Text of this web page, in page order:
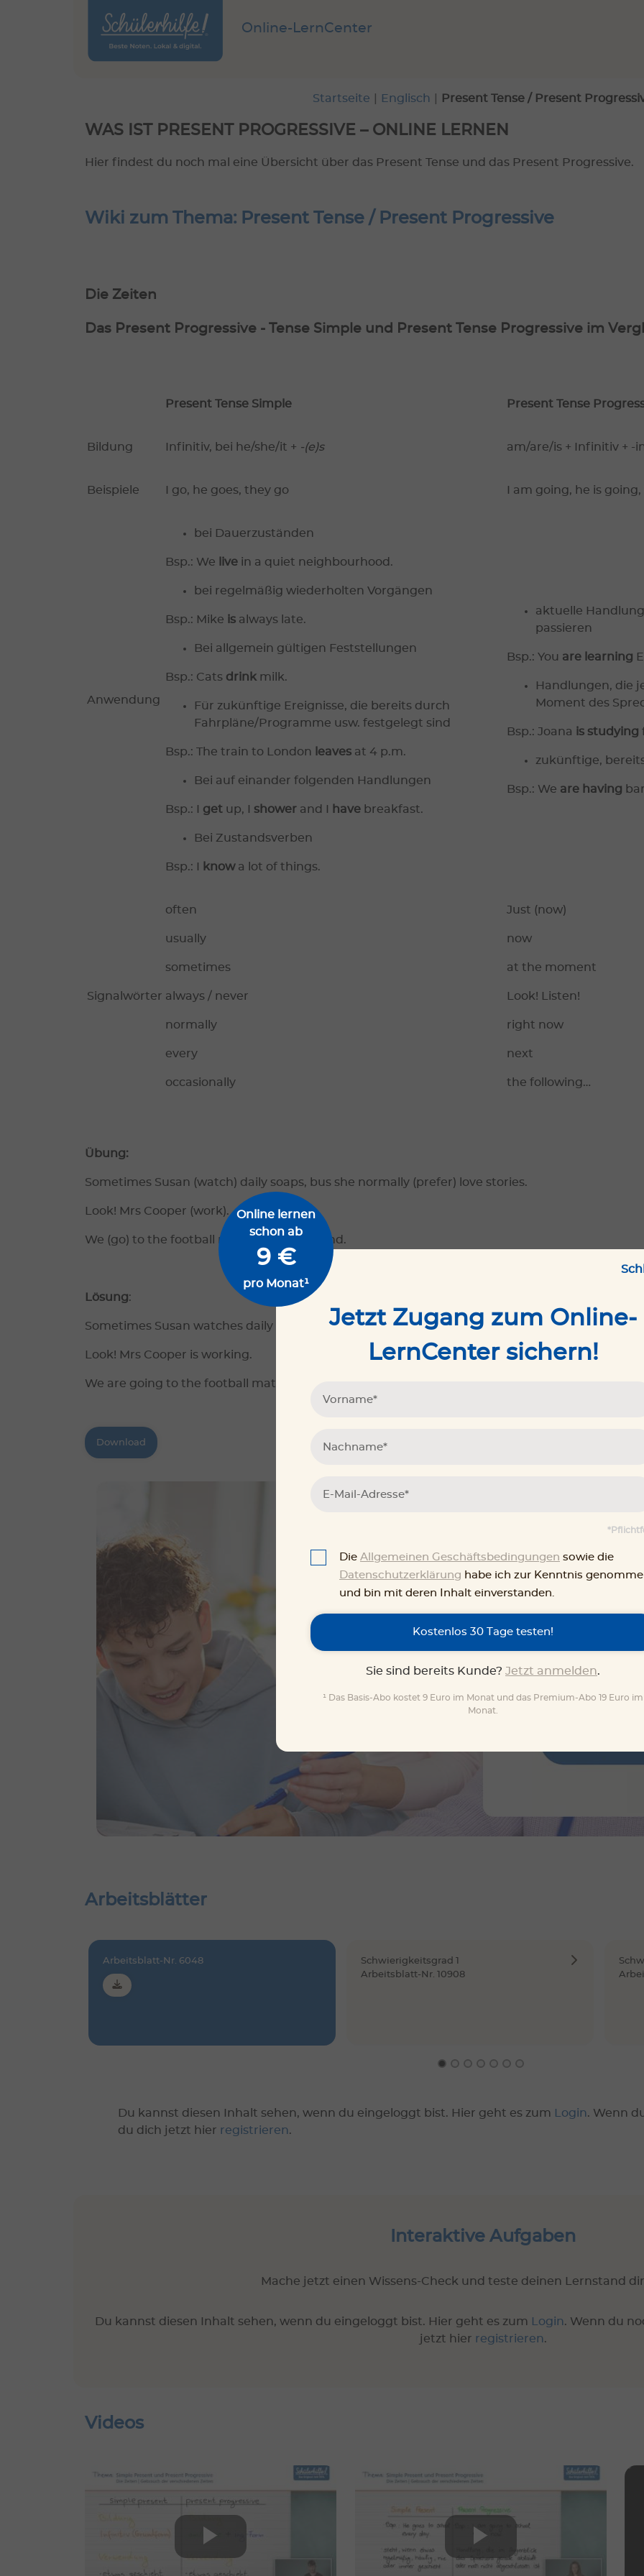
Online-LernCenter
Startseite Englisch Present Tense / Present
WAS IST PRESENT PROGRESSIVE – ONLINE LERNEN
Hier findest du noch mal eine Übersicht über das Present Tense und das Present Progressive.
Wiki zum Thema: Present Tense / Present Progressive
Die Zeiten
Das Present Progressive - Tense Simple und Present Tense Progressive im
Present Tense Simple Present Tense
Bildung Infinitiv, bei he/she/it + -(e)s am/are/is + Infinitiv + -
Beispiele I go, he goes, they go I am going, he is
Anwendung
bei Dauerzuständen
Bsp.: We live in a quiet neighbourhood.
bei regelmäßig wiederholten Vorgängen
Bsp.: Mike is always late.
Bei allgemein gültigen Feststellungen
Bsp.: Cats drink milk.
Für zukünftige Ereignisse, die bereits durch
Fahrpläne/Programme usw. festgelegt sind
Bsp.: The train to London leaves at 4 p.m.
Bei auf einander folgenden Handlungen
Bsp.: I get up, I shower and I have breakfast.
Bei Zustandsverben
Bsp.: I know a lot of things.
aktuelle
passieren
Bsp.: You are learning
Handlungen, die
Moment des
Bsp.: Joana is studying
zukünftige,
Bsp.: We are having
Signalwörter
often
usually
sometimes
always / never
normally
every
occasionally
Just (now)
now
at the moment
Look! Listen!
right now
next
the following…
Übung:
Sometimes Susan (watch) daily soaps, bus she normally (prefer) love stories.
Look! Mrs Cooper (work).
We (go) to the football match next weekend.
Lösung:
Sometimes Susan watches daily soaps, but she normally prefers love stories.
Look! Mrs Cooper is working.
We are going to the football match next weekend.
Download
Arbeitsblätter
Arbeitsblatt-Nr. 6048
Schwierigkeitsgrad 1
Arbeitsblatt-Nr. 10908
Du kannst diesen Inhalt sehen, wenn du eingeloggt bist. Hier geht es zum Login. Wenn
du dich jetzt hier registrieren.
Online lernen
schon ab
9 €
pro Monat¹
Jetzt Zugang zum Online-
LernCenter sichern!
Die Allgemeinen Geschäftsbedingungen sowie die
Datenschutzerklärung habe ich zur Kenntnis
und bin mit deren Inhalt einverstanden.
Kostenlos 30 Tage testen!
Sie sind bereits Kunde? Jetzt anmelden.
¹ Das Basis-Abo kostet 9 Euro im Monat und das Premium-Abo 19 Euro im
Monat.
Interaktive Aufgaben
Mache jetzt einen Wissens-Check und teste deinen Lernstand
Du kannst diesen Inhalt sehen, wenn du eingeloggt bist. Hier geht es zum Login. Wenn du
jetzt hier registrieren.
Videos